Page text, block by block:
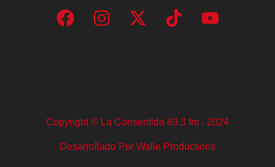
Copyright © La Consentida 89.3 fm - 2024
Desarrollado Por Walle Productions